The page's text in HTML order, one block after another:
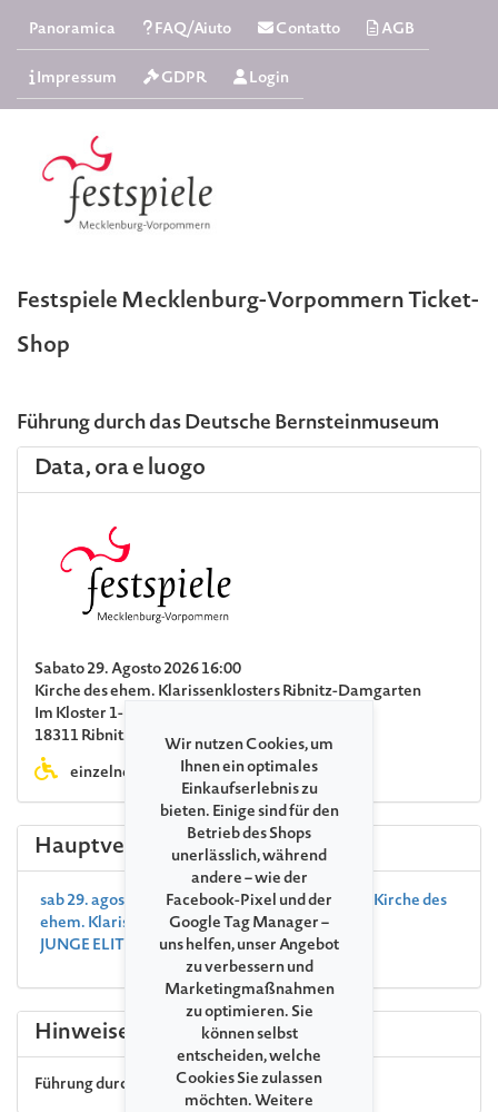
Panoramica FAQ/Aiuto Contatto AGB
Impressum GDPR Login
Festspiele Mecklenburg-Vorpommern Ticket-
Shop
Führung durch das Deutsche Bernsteinmuseum
Data, ora e luogo
Sabato 29. Agosto 2026 16:00
Kirche des ehem. Klarissenklosters Ribnitz-Damgarten
Im Kloster 1-2
18311 Ribnitz-Damgarten
einzelne Stufen
Hauptveranstaltung
sab 29. agosto 2026, 18:00 , Ribnitz-Damgarten Kirche des
ehem. Klarissenklosters Ribnitz-Damgarten
JUNGE ELITE Arsenii Moon
Hinweise
Führung durch das Deutsche Bernsteinmuseum
Wir nutzen Cookies, um
Ihnen ein optimales
Einkaufserlebnis zu
bieten. Einige sind für den
Betrieb des Shops
unerlässlich, während
andere – wie der
Facebook-Pixel und der
Google Tag Manager –
uns helfen, unser Angebot
zu verbessern und
Marketingmaßnahmen
zu optimieren. Sie
können selbst
entscheiden, welche
Cookies Sie zulassen
möchten. Weitere